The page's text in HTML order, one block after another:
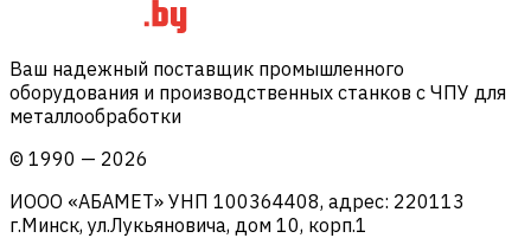
Ваш надежный поставщик промышленного
оборудования и производственных станков с ЧПУ для
металлообработки
© 1990 — 2026
ИООО «АБАМЕТ» УНП 100364408, адрес: 220113
г.Минск, ул.Лукьяновича, дом 10, корп.1